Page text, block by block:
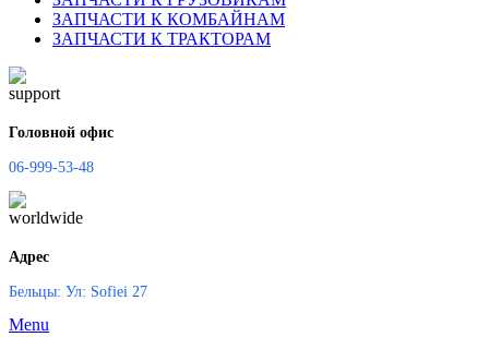
ЗАПЧАСТИ К КОМБАЙНАМ
ЗАПЧАСТИ К ТРАКТОРАМ
Головной офис
06-999-53-48
Адрес
Бельцы: Ул: Sofiei 27
Menu